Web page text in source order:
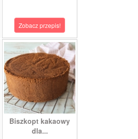
Zobacz przepis!
Biszkopt kakaowy
dla...